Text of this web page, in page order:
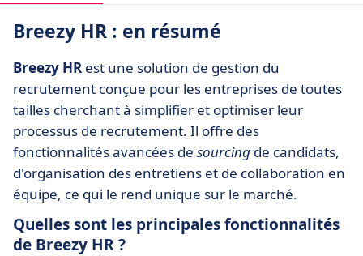
Breezy HR : en résumé
Breezy HR est une solution de gestion du
recrutement conçue pour les entreprises de toutes
tailles cherchant à simplifier et optimiser leur
processus de recrutement. Il offre des
fonctionnalités avancées de sourcing de candidats,
d'organisation des entretiens et de collaboration en
équipe, ce qui le rend unique sur le marché.
Quelles sont les principales fonctionnalités
de Breezy HR ?